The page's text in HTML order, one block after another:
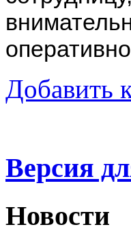
Добавить
Версия
Новости